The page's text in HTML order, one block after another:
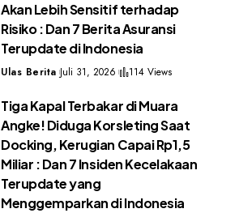
Akan Lebih Sensitif terhadap
Risiko : Dan 7 Berita Asuransi
Terupdate di Indonesia
Ulas Berita Juli 31, 2026 114 Views
Tiga Kapal Terbakar di Muara
Angke! Diduga Korsleting Saat
Docking, Kerugian Capai Rp1,5
Miliar : Dan 7 Insiden Kecelakaan
Terupdate yang
Menggemparkan di Indonesia